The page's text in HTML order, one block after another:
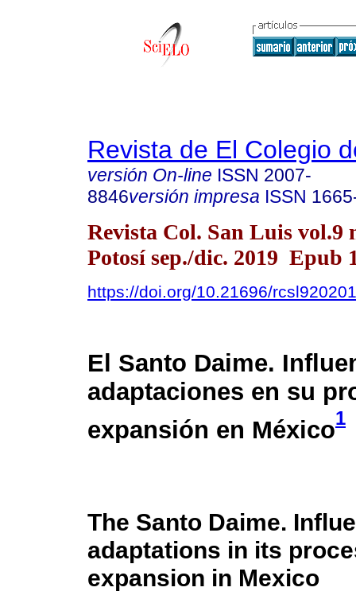
Revista de El Colegio
versión On-line ISSN 2007-
8846versión impresa ISSN
Revista Col. San Luis vol.9
Potosí sep./dic. 2019 Epub
https://doi.org/10.21696/
El Santo Daime.
adaptaciones en su
expansión en México1
The Santo Daime.
adaptations in its
expansion in Mexico